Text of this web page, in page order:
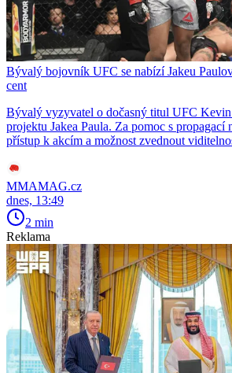
Bývalý bojovník UFC se nabízí Jakeu
cent
Bývalý vyzyvatel o dočasný titul UFC Kevin
projektu Jakea Paula. Za pomoc s propagací
přístup k akcím a možnost zvednout
MMAMAG.cz
dnes, 13:49
2 min
Reklama